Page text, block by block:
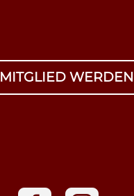
MITGLIED WERDEN